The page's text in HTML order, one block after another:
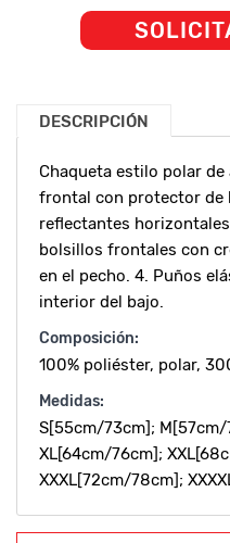
DESCRIPCIÓN
Chaqueta estilo polar
frontal con protector de
reflectantes
bolsillos frontales con
en el pecho. 4. Puños
interior del bajo.
Composición:
100% poliéster, polar,
Medidas:
S[55cm/73cm];
XL[64cm/76cm];
XXXL[72cm/78cm];